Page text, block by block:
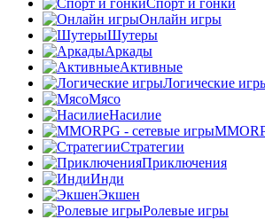
Спорт и гонки
Онлайн игры
Шутеры
Аркады
Активные
Логические
Мясо
Насилие
Стратегии
Приключения
Инди
Экшен
Ролевые игры